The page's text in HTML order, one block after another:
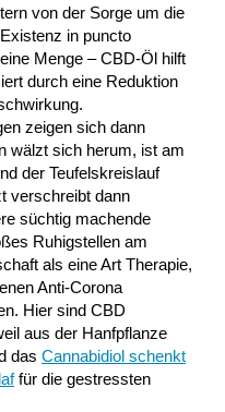
von der Sorge um die
in puncto
Menge – CBD-Öl hilft
durch eine Reduktion
zeigen sich dann
wälzt sich herum, ist am
der Teufelskreislauf
verschreibt dann
süchtig machende
Ruhigstellen am
als eine Art Therapie,
Anti-Corona
Hier sind CBD
aus der Hanfpflanze
das Cannabidiol schenkt
für die gestressten